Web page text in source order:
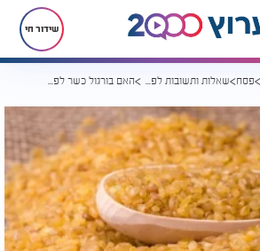
שידור חי
פסח שאלות ותשובות לפסח האם בורגול כשר לפסח?